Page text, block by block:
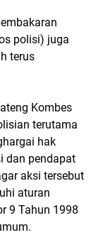
polisi) juga
terus
Kombes
terutama
hak
dan pendapat
aksi tersebut
aturan
9 Tahun 1998